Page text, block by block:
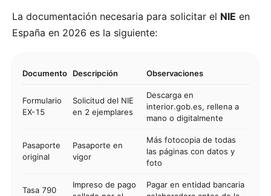
La documentación necesaria para solicitar el NIE en
España en 2026 es la siguiente:
Documento Descripción Observaciones
Formulario
EX-15
Solicitud del NIE
en 2 ejemplares
Descarga en
interior.gob.es, rellena a
mano o digitalmente
Pasaporte
original
Pasaporte en
vigor
Más fotocopia de todas
las páginas con datos y
foto
Tasa 790
Impreso de pago
Pagar en entidad bancaria